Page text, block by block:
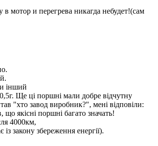
мотор и перегрева никагда небудет!(сам
інший
Ще ці поршні мали добре відчутну
"хто завод виробник?", мені відповіли:
якісні поршні багато значать!
4000км,
закону збереження енергії).